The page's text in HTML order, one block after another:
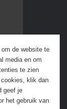
next
de website te
media en om
te zien
klik dan
geef je
het gebruik van